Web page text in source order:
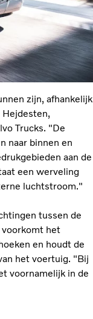
zijn, afhankelijk
Trucks. "De
naar binnen en
aan de
een werveling
luchtstroom."
tussen de
het
en houdt de
het voertuig. "Bij
voornamelijk in de